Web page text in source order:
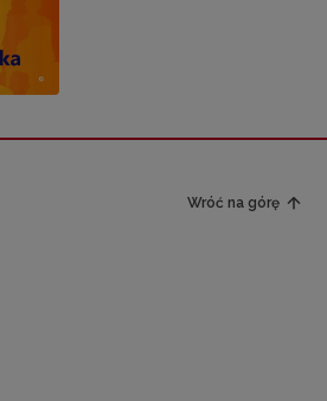
Wróć na górę